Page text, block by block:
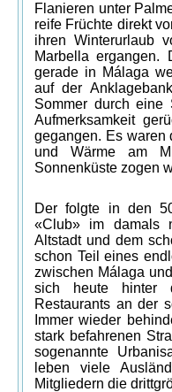
Flanieren unter
reife Früchte direkt
ihren Winterurlaub
Marbella ergangen.
gerade in Málaga
auf der
Sommer durch eine
Aufmerksamkeit
gegangen. Es waren
und Wärme am
Sonnenküste zogen
Der folgte in den
«Club» im damals
Altstadt und dem
schon Teil eines
zwischen Málaga
sich heute hinter
Restaurants an der
Immer wieder
stark befahrenen
sogenannte
leben viele
Mitgliedern die